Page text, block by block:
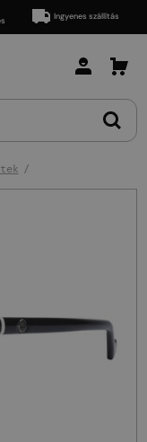
Ingyenes szállítás